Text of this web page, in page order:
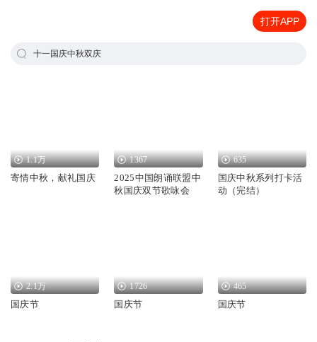
打开APP
十一国庆中秋双庆
1.1万
寄情中秋，献礼国庆
1367
2025中国朗诵联盟中
秋国庆双节歌咏会
635
国庆中秋系列打卡活
动（完结）
2.1万
国庆节
1726
国庆节
465
国庆节